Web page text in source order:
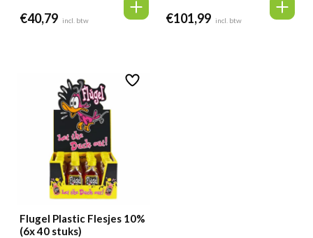
€40,79 incl. btw €101,99 incl. btw
Flugel Plastic Flesjes 10%
(6x 40 stuks)